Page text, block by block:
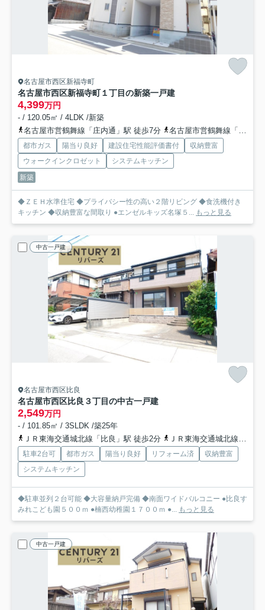
名古屋市西区新福寺町
名古屋市西区新福寺町１丁目の新築一戸建
4,399万円
- / 120.05㎡ / 4LDK /新築
名古屋市営鶴舞線「庄内通」駅 徒歩7分
名古屋市営鶴舞線「庄内緑地公園」駅 徒歩20分
都市ガス 陽当り良好 建設住宅性能評価書付
収納豊富
ウォークインクロゼット
システムキッチン
新築
◆ＺＥＨ水準住宅 ◆プライバシー性の高い２階リビング ◆食洗機付き
キッチン ◆収納豊富な間取り ●エンゼルキッズ名塚５... もっと見る
中古一戸建
名古屋市西区比良
名古屋市西区比良３丁目の中古一戸建
2,549万円
- / 101.85㎡ / 3SLDK /築25年
ＪＲ東海交通城北線「比良」駅 徒歩2分
ＪＲ東海交通城北線「小田井」駅 徒歩28分
駐車2台可 都市ガス 陽当り良好 リフォーム済
収納豊富
システムキッチン
◆駐車並列２台可能 ◆大容量納戸完備 ◆南面ワイドバルコニー ●比良す
みれこども園５００ｍ ●楠西幼稚園１７００ｍ ●... もっと見る
中古一戸建